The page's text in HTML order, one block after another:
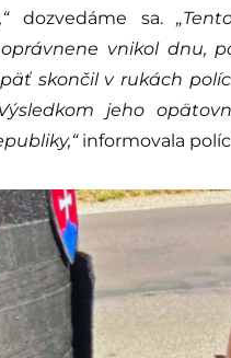
dozvedáme sa.
vnikol dnu,
skončil v rukách
jeho
informovala